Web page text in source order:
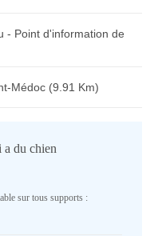
- Point d'information de
Médoc (9.91 Km)
du chien
sur tous supports :